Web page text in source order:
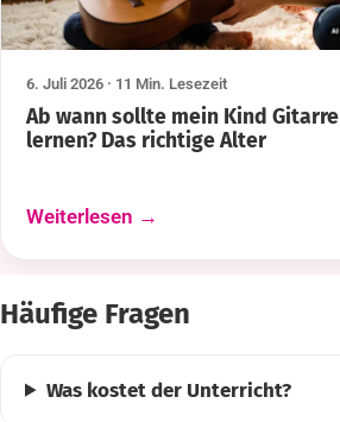
6. Juli 2026· 11 Min. Lesezeit
Ab wann sollte mein Kind Gitarre
lernen? Das richtige Alter
Weiterlesen →
Häufige Fragen
Was kostet der Unterricht?